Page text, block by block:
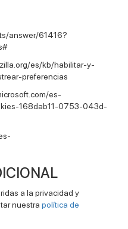
answer/61416?
es/kb/habilitar-y-
preferencias
es-
168dab11-0753-043d-
a la privacidad y
nuestra política de